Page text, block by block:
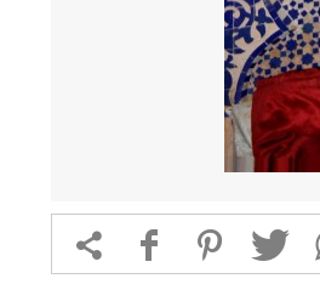
 f 1 T